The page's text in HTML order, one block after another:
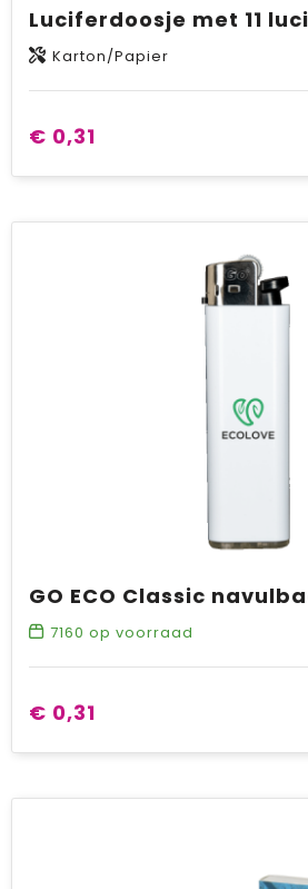
Karton/Papier
€ 0,31
GO ECO Classic
7160 op voorraad
€ 0,31